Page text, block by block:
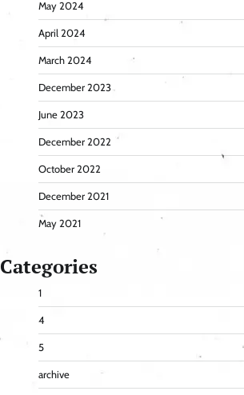
May 2024
April 2024
March 2024
December 2023
June 2023
December 2022
October 2022
December 2021
May 2021
Categories
1
4
5
archive